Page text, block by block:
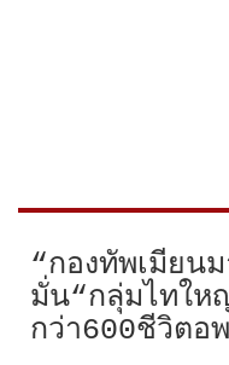
“กองทัพเมียน
มั่น“กลุ่มไทให
กว่า600ชีวิตอ